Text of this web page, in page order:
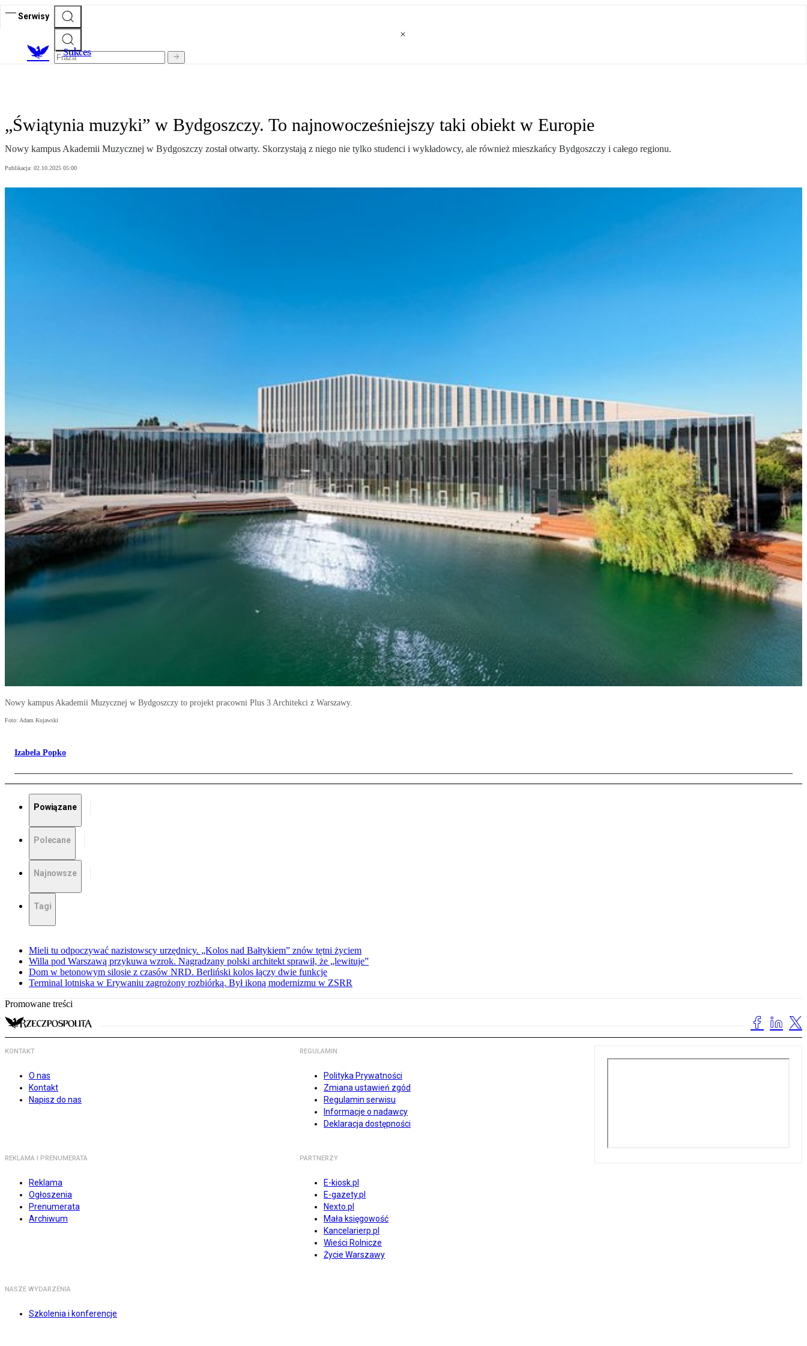
Serwisy
Sukces
„Świątynia muzyki” w Bydgoszczy. To najnowocześniejszy taki obiekt w Europie
Nowy kampus Akademii Muzycznej w Bydgoszczy został otwarty. Skorzystają z niego nie tylko studenci i wykładowcy, ale również mieszkańcy Bydgoszczy i całego regionu.
Publikacja: 02.10.2025 05:00
Nowy kampus Akademii Muzycznej w Bydgoszczy to projekt pracowni Plus 3 Architekci z Warszawy.
Foto: Adam Kujawski
Izabela Popko
Powiązane
Polecane
Najnowsze
Tagi
Mieli tu odpoczywać nazistowscy urzędnicy. „Kolos nad Bałtykiem” znów tętni życiem
Willa pod Warszawą przykuwa wzrok. Nagradzany polski architekt sprawił, że „lewituje”
Dom w betonowym silosie z czasów NRD. Berliński kolos łączy dwie funkcje
Terminal lotniska w Erywaniu zagrożony rozbiórką. Był ikoną modernizmu w ZSRR
Promowane treści
KONTAKT
O nas
Kontakt
Napisz do nas
REGULAMIN
Polityka Prywatności
Zmiana ustawień zgód
Regulamin serwisu
Informacje o nadawcy
Deklaracja dostępności
REKLAMA I PRENUMERATA
Reklama
Ogłoszenia
Prenumerata
Archiwum
PARTNERZY
E-kiosk.pl
E-gazety.pl
Nexto.pl
Mała księgowość
Kancelarierp.pl
Wieści Rolnicze
Życie Warszawy
NASZE WYDARZENIA
Szkolenia i konferencje